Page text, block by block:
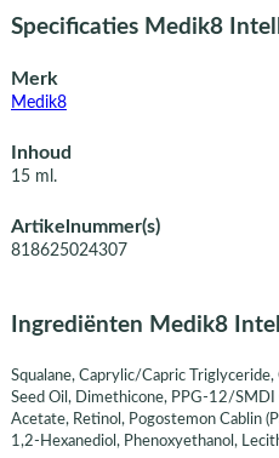
Specificaties Medik8
Merk
Medik8
Inhoud
15 ml.
Artikelnummer(s)
818625024307
Ingrediënten Medik8
Squalane, Caprylic/Capric
Seed Oil, Dimethicone, PPG-12/SMDI
Acetate, Retinol, Pogostemon Cablin
1,2-Hexanediol, Phenoxyethanol,